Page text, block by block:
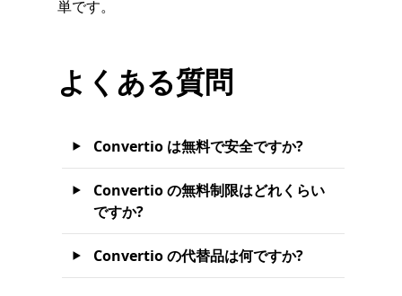
単です。
よくある質問
Convertio は無料で安全ですか?
Convertio の無料制限はどれくらい
ですか?
Convertio の代替品は何ですか?